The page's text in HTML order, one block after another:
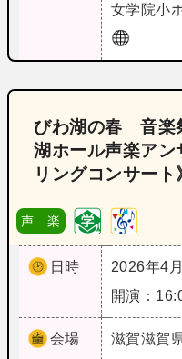
女学院小
びわ湖の春 音楽
湖ホール声楽ア
リングコンサート
声 楽
日時
2026年4
開演：
会場 滋賀滋賀